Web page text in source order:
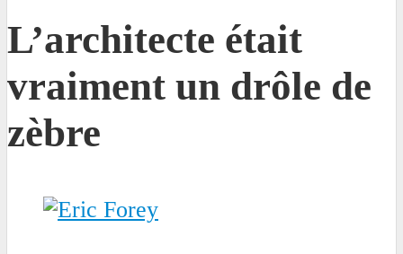
L’architecte était
vraiment un drôle de
zèbre